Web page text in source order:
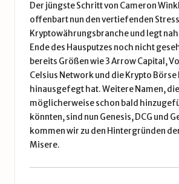
Der jüngste Schritt von Cameron
offenbart nun den vertiefenden
Kryptowährungsbranche und legt
Ende des Hausputzes noch nicht
bereits Größen wie 3 Arrow Capital,
Celsius Network und die Krypto Börse
hinausgefegt hat. Weitere Namen,
möglicherweise schon bald
könnten, sind nun Genesis, DCG und
kommen wir zu den Hintergründen
Misere.